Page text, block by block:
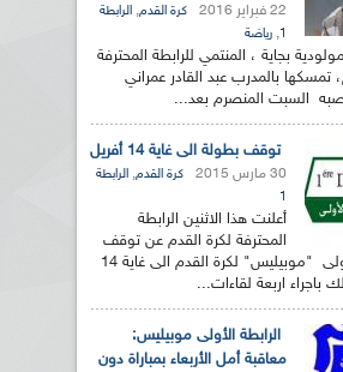
22 فبراير 2016 كرة القدم, الرابطة
1
, رياضة
بجاية ، المنتمي للرابطة المحترفة
تمسكها بالمدرب عبد القادر عمراني
السبت المنصرم بعد...
توقف بطولة الى غاية 14 أفريل
30 مارس 2015 كرة القدم, الرابطة
1
أعلنت هذا الاثنين الرابطة
المحترفة لكرة القدم عن توقف
بطولة الرابطة الاولى "موبيليس" لكرة القدم الى غاية 14
باجراء اربعة لقاءات...
الرابطة الأولى موبيليس:
معاقبة أمل الأربعاء بمباراة دون